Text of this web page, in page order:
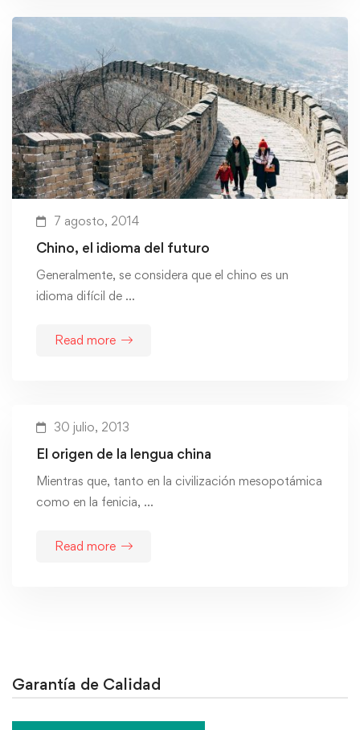
7 agosto, 2014
Chino, el idioma del futuro
Generalmente, se considera que el chino es un
idioma difícil de …
Read more
30 julio, 2013
El origen de la lengua china
Mientras que, tanto en la civilización mesopotámica
como en la fenicia, …
Read more
Garantía de Calidad